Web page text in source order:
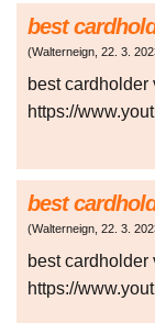
best
(Walterneign, 22. 3.
best cardholder
https://
best
(Walterneign, 22. 3.
best cardholder
https://